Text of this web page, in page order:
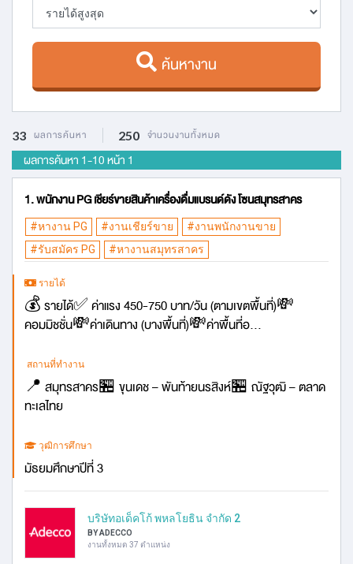
ค้นหางาน
33 ผลการค้นหา 250 จำนวนงานทั้งหมด
ผลการค้นหา 1-10 หน้า 1
1. พนักงาน PG เชียร์ขายสินค้าเครื่องดื่มแบรนด์ดัง โซนสมุทรสาคร
#หางาน PG #งานเชียร์ขาย
#งานพนักงานขาย
#รับสมัคร PG
#หางานสมุทรสาคร
รายได้
💰 รายได้✅ ค่าแรง 450-750 บาท/วัน (ตามเขตพื้นที่)💸
คอมมิชชั่น💸ค่าเดินทาง (บางพื้นที่)💸ค่าพื้นที่อ...
สถานที่ทำงาน
📍 สมุทรสาคร🏪 ขุนเดช – พันท้ายนรสิงห์🏪 ณัฐวุฒิ – ตลาด
ทะเลไทย
วุฒิการศึกษา
มัธยมศึกษาปีที่ 3
บริษัทอเด็คโก้ พหลโยธิน จำกัด 2
BY ADECCO
งานทั้งหมด 37 ตำแหน่ง